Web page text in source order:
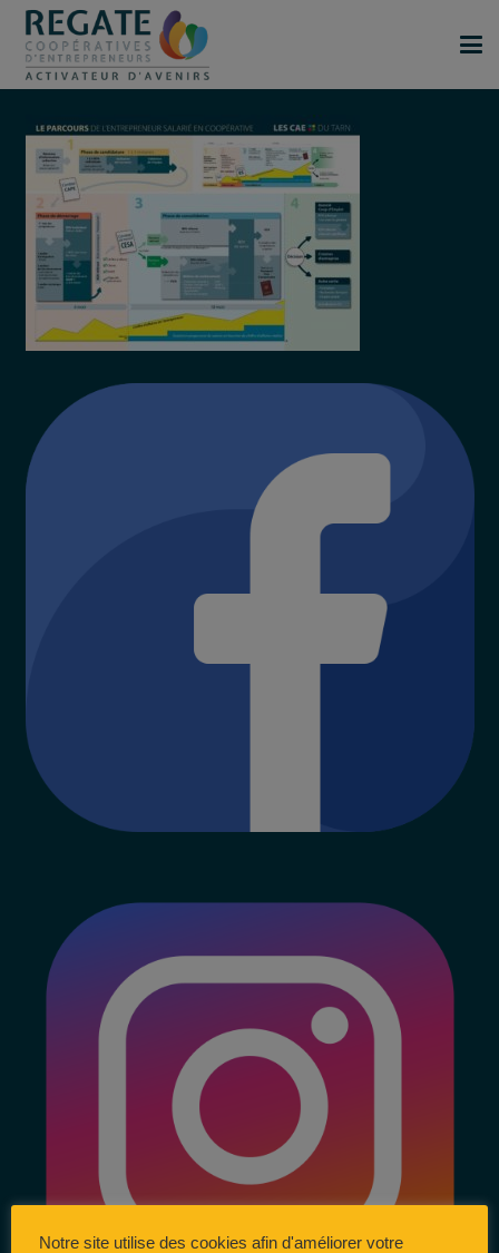
Notre site utilise des cookies afin d'améliorer votre